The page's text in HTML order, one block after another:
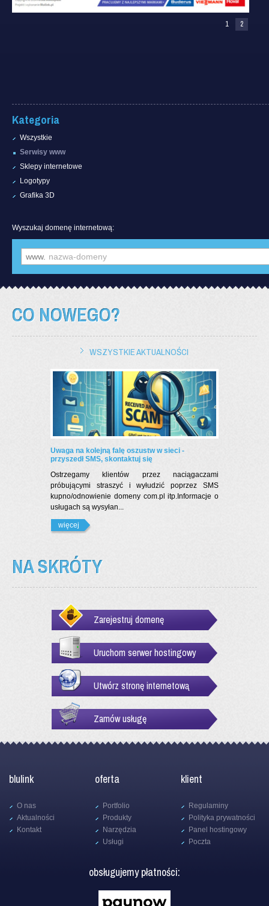
1 2
Kategoria
Wszystkie
Serwisy www
Sklepy internetowe
Logotypy
Grafika 3D
Wyszukaj domenę internetową:
www.
CO NOWEGO?
WSZYSTKIE AKTUALNOŚCI
Uwaga na kolejną falę oszustw w sieci -
przyszedł SMS, skontaktuj się
Ostrzegamy klientów przez naciągaczami
próbującymi straszyć i wyłudzić poprzez SMS
kupno/odnowienie domeny com.pl itp.Informacje o
usługach są wysyłan...
więcej
NA SKRÓTY
Zarejestruj domenę
Uruchom serwer hostingowy
Utwórz stronę internetową
Zamów usługę
blulink
O nas
Aktualności
Kontakt
oferta
Portfolio
Produkty
Narzędzia
Usługi
klient
Regulaminy
Polityka prywatności
Panel hostingowy
Poczta
obsługujemy płatności: